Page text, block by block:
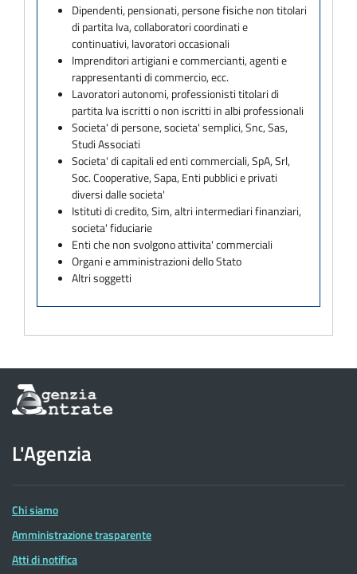
Dipendenti, pensionati, persone fisiche non titolari
di partita Iva, collaboratori coordinati e
continuativi, lavoratori occasionali
Imprenditori artigiani e commercianti, agenti e
rappresentanti di commercio, ecc.
Lavoratori autonomi, professionisti titolari di
partita Iva iscritti o non iscritti in albi professionali
Societa' di persone, societa' semplici, Snc, Sas,
Studi Associati
Societa' di capitali ed enti commerciali, SpA, Srl,
Soc. Cooperative, Sapa, Enti pubblici e privati
diversi dalle societa'
Istituti di credito, Sim, altri intermediari finanziari,
societa' fiduciarie
Enti che non svolgono attivita' commerciali
Organi e amministrazioni dello Stato
Altri soggetti
Informazioni
sul
dell'Agenzia
delle
Entrate
L'Agenzia
Chi siamo
Amministrazione trasparente
Atti di notifica